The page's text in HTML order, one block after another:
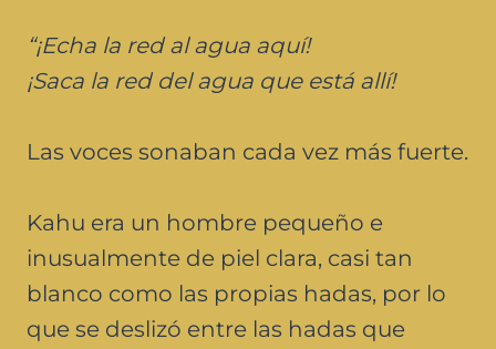
“¡Echa la red al agua aquí!
¡Saca la red del agua que está allí!
Las voces sonaban cada vez más fuerte.
Kahu era un hombre pequeño e
inusualmente de piel clara, casi tan
blanco como las propias hadas, por lo
que se deslizó entre las hadas que